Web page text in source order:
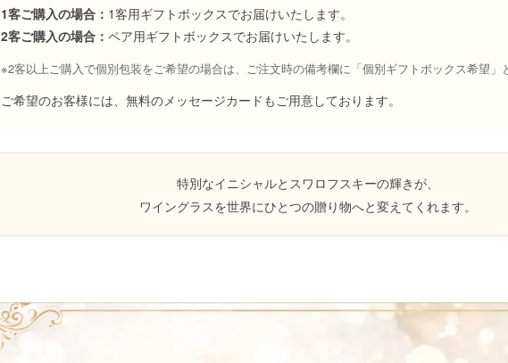
1客ご購入の場合： 1客用ギフトボックスでお届けいたします。
2客ご購入の場合： ペア用ギフトボックスでお届けいたします。
※2客以上ご購入で個別包装をご希望の場合は、ご注文時の備考欄に「個別ギフトボックス希望」
ご希望のお客様には、無料のメッセージカードもご用意しております。
特別なイニシャルとスワロフスキーの輝きが、
ワイングラスを世界にひとつの贈り物へと変えてくれます。